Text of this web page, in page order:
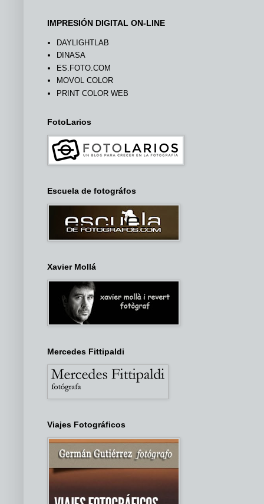
IMPRESIÓN DIGITAL ON-LINE
DAYLIGHTLAB
DINASA
ES.FOTO.COM
MOVOL COLOR
PRINT COLOR WEB
FotoLarios
Escuela de fotográfos
Xavier Mollá
Mercedes Fittipaldi
Viajes Fotográficos